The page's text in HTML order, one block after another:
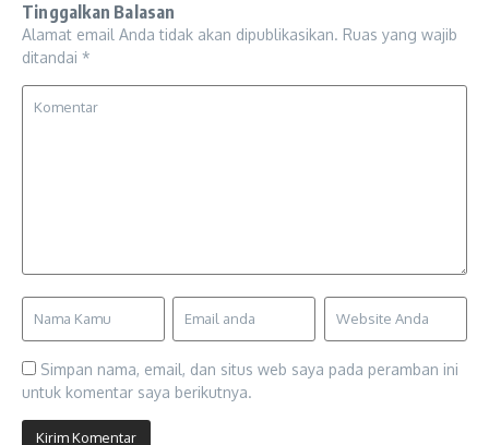
Tinggalkan Balasan
Alamat email Anda tidak akan dipublikasikan. Ruas yang wajib
ditandai *
Simpan nama, email, dan situs web saya pada peramban ini
untuk komentar saya berikutnya.